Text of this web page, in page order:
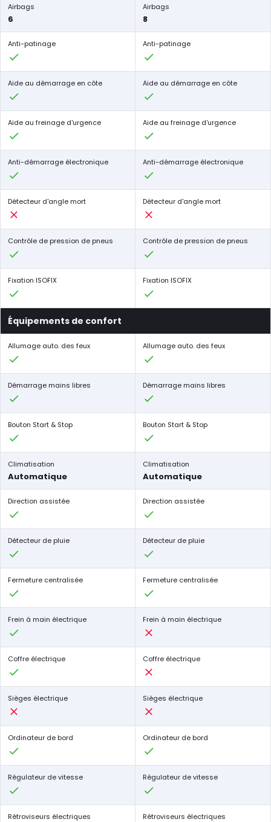
Airbags
6
Airbags
8
Anti-patinage Anti-patinage
Aide au démarrage en côte Aide au démarrage en côte
Aide au freinage d'urgence Aide au freinage d'urgence
Anti-démarrage électronique Anti-démarrage électronique
Détecteur d'angle mort Détecteur d'angle mort
Contrôle de pression de pneus Contrôle de pression de pneus
Fixation ISOFIX Fixation ISOFIX
Équipements de confort
Allumage auto. des feux Allumage auto. des feux
Démarrage mains libres Démarrage mains libres
Bouton Start & Stop Bouton Start & Stop
Climatisation
Automatique
Climatisation
Automatique
Direction assistée Direction assistée
Détecteur de pluie Détecteur de pluie
Fermeture centralisée Fermeture centralisée
Frein à main électrique Frein à main électrique
Coffre électrique Coffre électrique
Sièges électrique Sièges électrique
Ordinateur de bord Ordinateur de bord
Régulateur de vitesse Régulateur de vitesse
Rétroviseurs électriques Rétroviseurs électriques